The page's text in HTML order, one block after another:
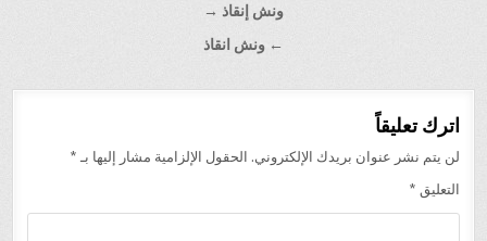
ونش إنقاذ →
← ونش انقاذ
اترك تعليقاً
لن يتم نشر عنوان بريدك الإلكتروني. الحقول الإلزامية مشار إليها بـ *
التعليق *